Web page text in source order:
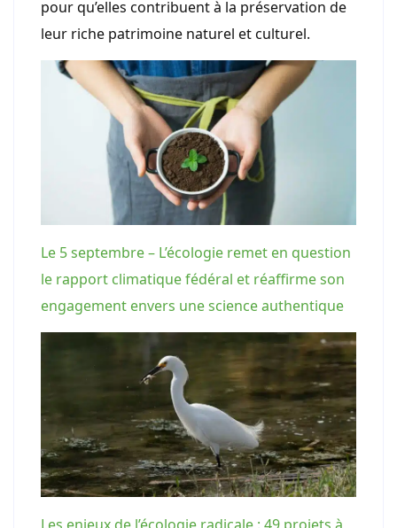
pour qu’elles contribuent à la préservation de
leur riche patrimoine naturel et culturel.
Le 5 septembre – L’écologie remet en question
le rapport climatique fédéral et réaffirme son
engagement envers une science authentique